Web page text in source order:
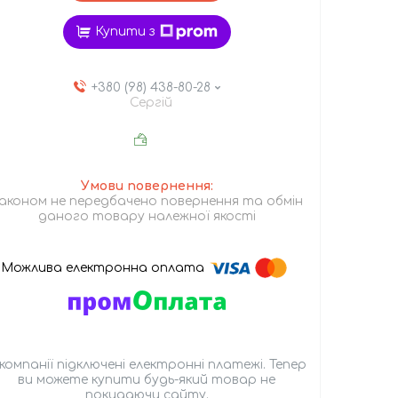
Купити з
+380 (98) 438-80-28
Сергій
не передбачено повернення та обмін
даного товару належної якості
підключені електронні платежі. Тепер
ви можете купити будь-який товар не
покидаючи сайту.